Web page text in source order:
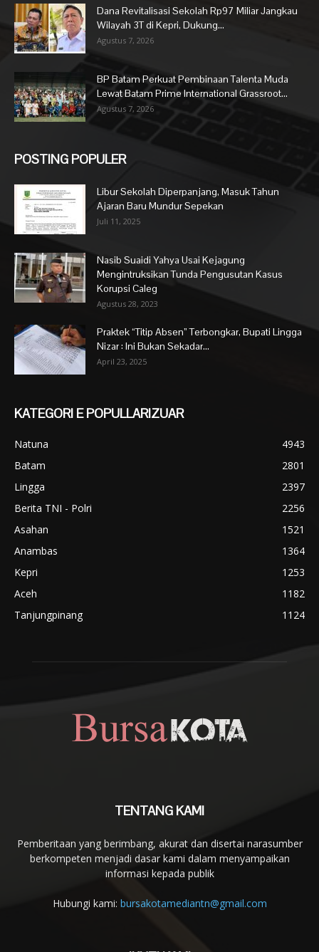
Dana Revitalisasi Sekolah Rp97 Miliar Jangkau
Wilayah 3T di Kepri, Dukung...
Agustus 7, 2026
BP Batam Perkuat Pembinaan Talenta Muda
Lewat Batam Prime International Grassroot...
Agustus 7, 2026
POSTING POPULER
Libur Sekolah Diperpanjang, Masuk Tahun
Ajaran Baru Mundur Sepekan
Juli 11, 2025
Nasib Suaidi Yahya Usai Kejagung
Mengintruksikan Tunda Pengusutan Kasus
Korupsi Caleg
Agustus 28, 2023
Praktek “Titip Absen” Terbongkar, Bupati Lingga
Nizar : Ini Bukan Sekadar...
April 23, 2025
KATEGORI E POPULLARIZUAR
Natuna
4943
Batam
2801
Lingga
2397
Berita TNI - Polri
2256
Asahan
1521
Anambas
1364
Kepri
1253
Aceh
1182
Tanjungpinang
1124
TENTANG KAMI
Pemberitaan yang berimbang, akurat dan disertai narasumber
berkompeten menjadi dasar kami dalam menyampaikan
informasi kepada publik
Hubungi kami: bursakotamediantn@gmail.com